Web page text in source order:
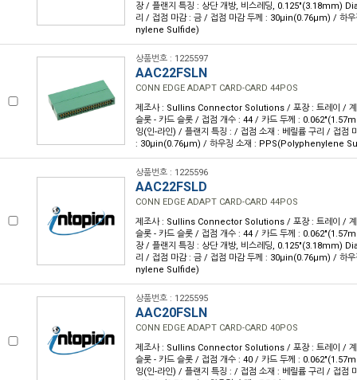
장 / 플랜지 특징 : 상단 개방, 비스레딩, 0.125"(3.18mm)
리 / 접점 마감 : 금 / 접점 마감 두께 : 30µin(0.76µm) / 하
nylene Sulfide)
상품번호 : 1225597
AAC22FSLN
CONN EDGE ADAPT CARD-CARD 44POS
제조사 : Sullins Connector Solutions / 포장 : 트레이 / 계
슬롯 - 카드 슬롯 / 접점 개수 : 44 / 카드 두께 :
잉(인-라인) / 플랜지 특징 : / 접점 소재 : 베릴륨 구리 / 접점
: 30µin(0.76µm) / 하우징 소재 : PPS(Polyphenylene
상품번호 : 1225596
AAC22FSLD
CONN EDGE ADAPT CARD-CARD 44POS
제조사 : Sullins Connector Solutions / 포장 : 트레이 / 계
슬롯 - 카드 슬롯 / 접점 개수 : 44 / 카드 두께 :
장 / 플랜지 특징 : 상단 개방, 비스레딩, 0.125"(3.18mm)
리 / 접점 마감 : 금 / 접점 마감 두께 : 30µin(0.76µm) / 하
nylene Sulfide)
상품번호 : 1225595
AAC20FSLN
CONN EDGE ADAPT CARD-CARD 40POS
제조사 : Sullins Connector Solutions / 포장 : 트레이 / 계
슬롯 - 카드 슬롯 / 접점 개수 : 40 / 카드 두께 :
잉(인-라인) / 플랜지 특징 : / 접점 소재 : 베릴륨 구리 / 접점